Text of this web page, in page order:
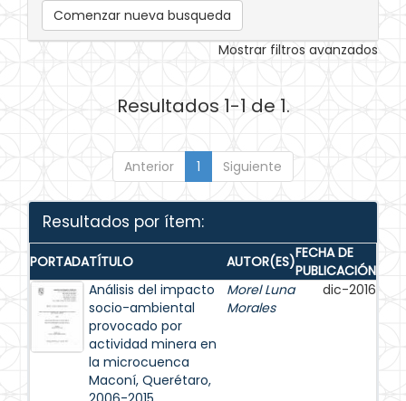
Comenzar nueva busqueda
Mostrar filtros avanzados
Resultados 1-1 de 1.
Anterior 1 Siguiente
Resultados por ítem:
PORTADATÍTULO AUTOR(ES)FECHA DE
PUBLICACIÓN
Análisis del impacto
socio-ambiental
provocado por
actividad minera en
la microcuenca
Maconí, Querétaro,
Morel Luna
Morales
dic-2016